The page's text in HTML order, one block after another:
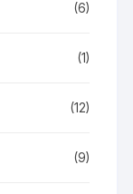
(6)
(1)
(12)
(9)